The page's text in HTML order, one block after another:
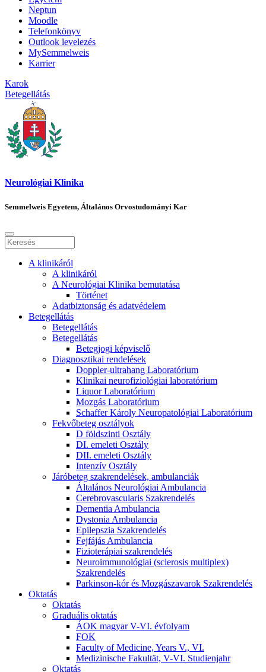
Neptun
Moodle
Telefonkönyv
Outlook levelezés
MySemmelweis
Karrier
Karok
Betegellátás
Neurológiai Klinika
Semmelweis Egyetem, Általános Orvostudományi Kar
A klinikáról
A klinikáról
A Neurológiai Klinika bemutatása
Történet
Adatbiztonság és adatvédelem
Betegellátás
Betegellátás
Betegellátás
Betegjogi képviselő
Diagnosztikai rendelések
Doppler-ultrahang Laboratórium
Klinikai neurofiziológiai laboratórium
Liquor Laboratórium
Mozgás Laboratórium
Schaffer Károly Neuropatológiai Laboratórium
Fekvőbeteg osztályok
D földszinti Osztály
DI. emeleti Osztály
DII. emeleti Osztály
Intenzív Osztály
Járóbeteg szakrendelések, ambulanciák
Általános Neurológiai Ambulancia
Cerebrovascularis Szakrendelés
Dementia Ambulancia
Dystonia Ambulancia
Epilepszia Szakrendelés
Fejfájás Ambulancia
Fizioterápiai szakrendelés
Neuroimmunológiai (sclerosis multiplex)
Szakrendelés
Parkinson-kór és Mozgászavarok Szakrendelés
Oktatás
Oktatás
Graduális oktatás
ÁOK magyar V-VI. évfolyam
FOK
Faculty of Medicine, Years V., VI.
Medizinische Fakultät, V-VI. Studienjahr
Oktatás